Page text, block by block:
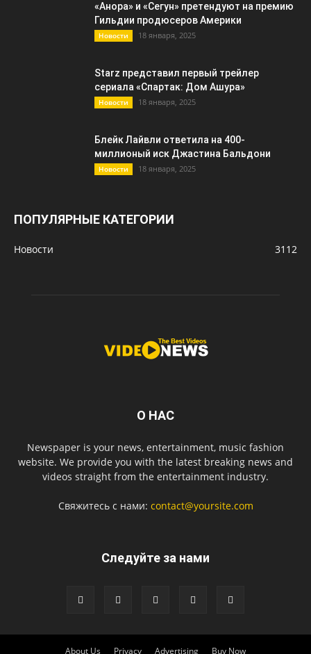
«Анора» и «Сегун» претендуют на премию
Гильдии продюсеров Америки
Новости 18 января, 2025
Starz представил первый трейлер
сериала «Спартак: Дом Ашура»
Новости 18 января, 2025
Блейк Лайвли ответила на 400-
миллионый иск Джастина Бальдони
Новости 18 января, 2025
ПОПУЛЯРНЫЕ КАТЕГОРИИ
Новости 3112
О НАС
Newspaper is your news, entertainment, music fashion
website. We provide you with the latest breaking news and
videos straight from the entertainment industry.
Свяжитесь с нами: contact@yoursite.com
Следуйте за нами
About Us Privacy Advertising Buy Now